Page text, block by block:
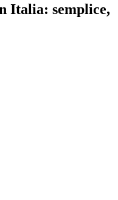
Italia: semplice,